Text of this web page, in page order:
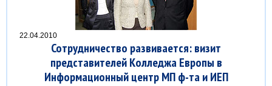
22.04.2010
Сотрудничество развивается: визит
представителей Колледжа Европы в
Информационный центр МП ф-та и ИЕП